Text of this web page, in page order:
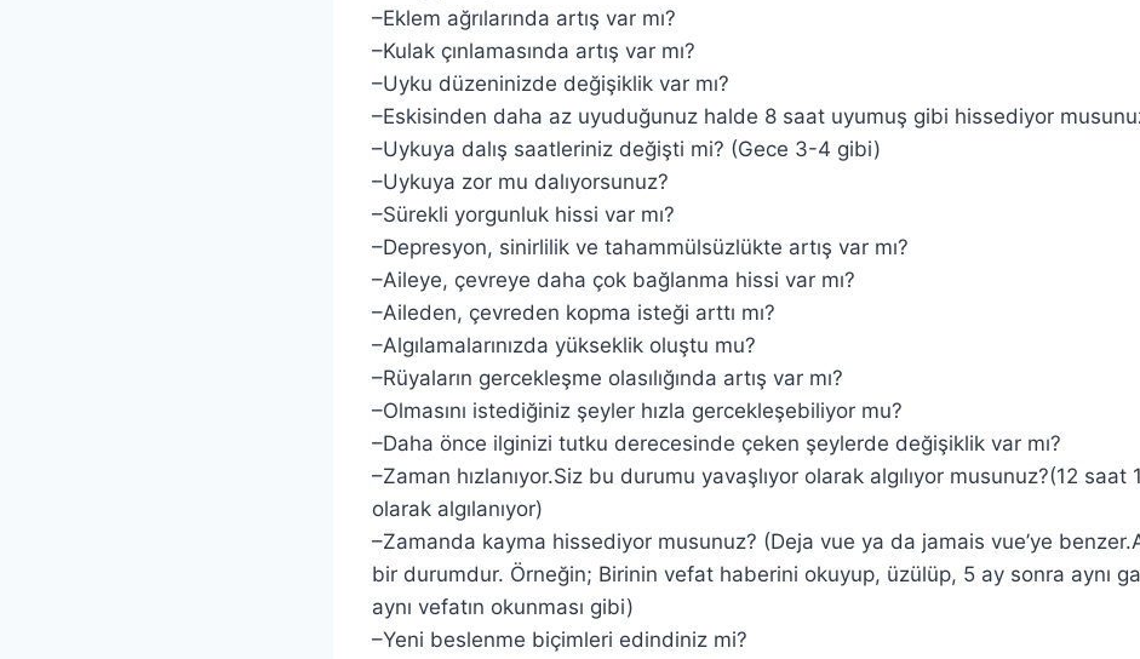
–Eklem ağrılarında artış var mı?
–Kulak çınlamasında artış var mı?
–Uyku düzeninizde değişiklik var mı?
–Eskisinden daha az uyuduğunuz halde 8 saat uyumuş gibi hissediyor
–Uykuya dalış saatleriniz değişti mi? (Gece 3-4 gibi)
–Uykuya zor mu dalıyorsunuz?
–Sürekli yorgunluk hissi var mı?
–Depresyon, sinirlilik ve tahammülsüzlükte artış var mı?
–Aileye, çevreye daha çok bağlanma hissi var mı?
–Aileden, çevreden kopma isteği arttı mı?
–Algılamalarınızda yükseklik oluştu mu?
–Rüyaların gercekleşme olasılığında artış var mı?
–Olmasını istediğiniz şeyler hızla gercekleşebiliyor mu?
–Daha önce ilginizi tutku derecesinde çeken şeylerde değişiklik var mı?
–Zaman hızlanıyor.Siz bu durumu yavaşlıyor olarak algılıyor musunuz?(12 saat
olarak algılanıyor)
–Zamanda kayma hissediyor musunuz? (Deja vue ya da jamais vue’ye
bir durumdur. Örneğin; Birinin vefat haberini okuyup, üzülüp, 5 ay sonra aynı
aynı vefatın okunması gibi)
–Yeni beslenme biçimleri edindiniz mi?